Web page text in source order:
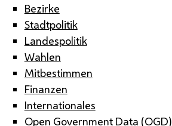
Bezirke
Stadtpolitik
Landespolitik
Wahlen
Mitbestimmen
Finanzen
Internationales
Open Government Data (OGD)